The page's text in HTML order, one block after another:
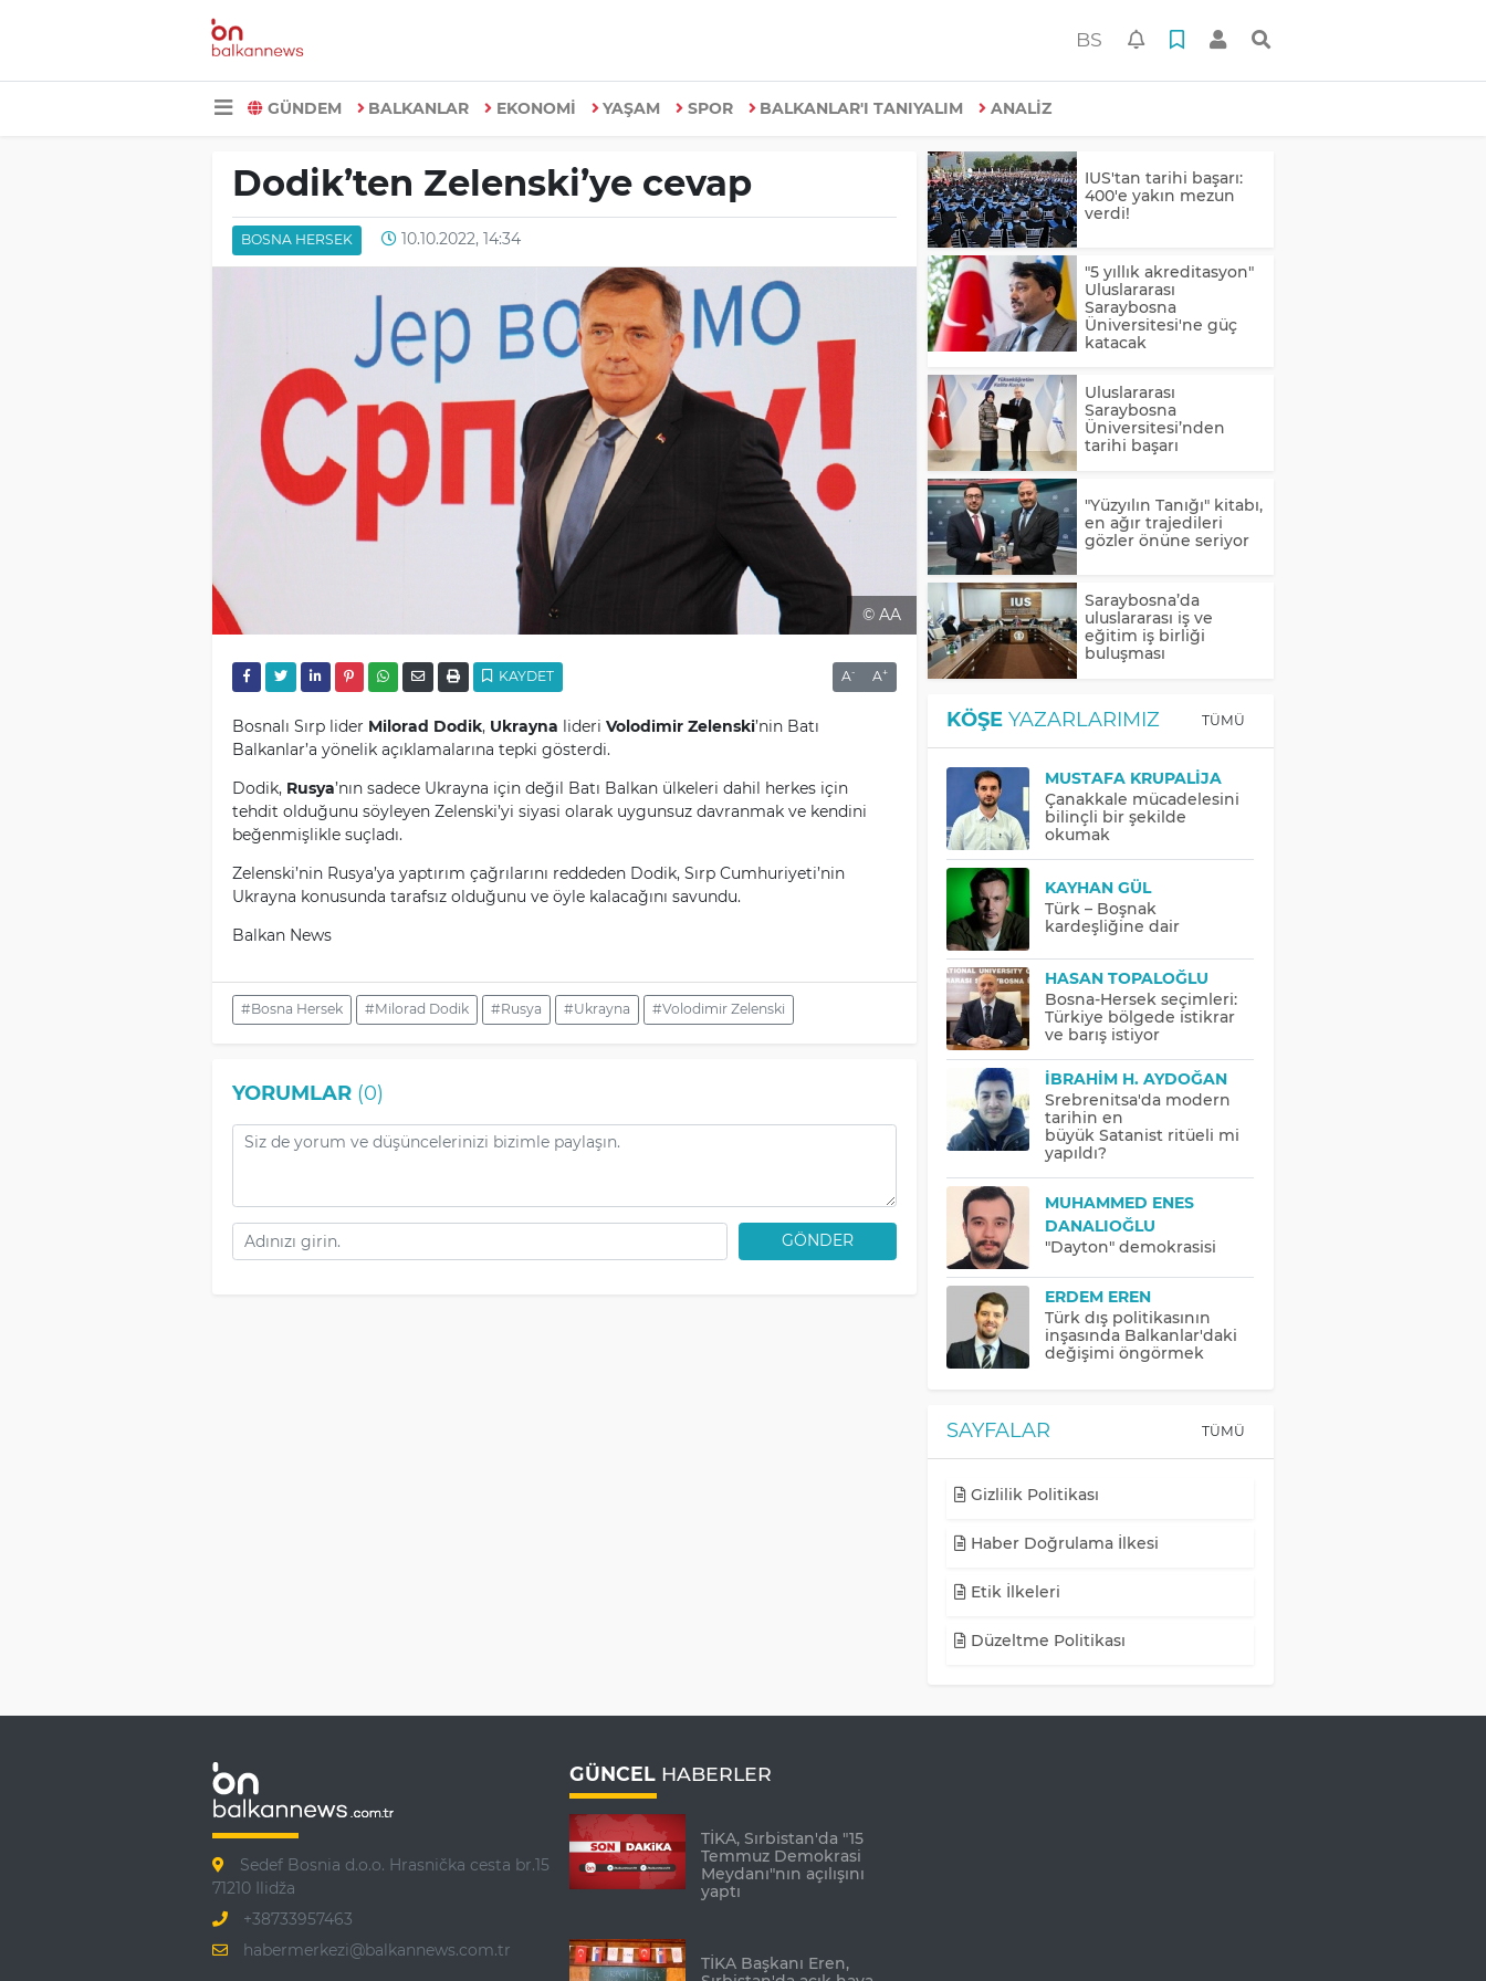
BS
GÜNDEM BALKANLAR EKONOMİ YAŞAM SPOR BALKANLAR'I TANIYALIM ANALİZ
Dodik’ten Zelenski’ye cevap
BOSNA HERSEK 10.10.2022, 14:34
© AA
KAYDET A- A+
Bosnalı Sırp lider Milorad Dodik, Ukrayna lideri Volodimir Zelenski’nin Batı
Balkanlar’a yönelik açıklamalarına tepki gösterdi.
Dodik, Rusya’nın sadece Ukrayna için değil Batı Balkan ülkeleri dahil herkes için
tehdit olduğunu söyleyen Zelenski’yi siyasi olarak uygunsuz davranmak ve kendini
beğenmişlikle suçladı.
Zelenski’nin Rusya’ya yaptırım çağrılarını reddeden Dodik, Sırp Cumhuriyeti’nin
Ukrayna konusunda tarafsız olduğunu ve öyle kalacağını savundu.
Balkan News
#Bosna Hersek #Milorad Dodik #Rusya #Ukrayna #Volodimir Zelenski
YORUMLAR(0)
GÖNDER
IUS'tan tarihi başarı:
400'e yakın mezun
verdi!
"5 yıllık akreditasyon"
Uluslararası
Saraybosna
Üniversitesi'ne güç
katacak
Uluslararası
Saraybosna
Üniversitesi’nden
tarihi başarı
"Yüzyılın Tanığı" kitabı,
en ağır trajedileri
gözler önüne seriyor
Saraybosna’da
uluslararası iş ve
eğitim iş birliği
buluşması
KÖŞE YAZARLARIMIZ TÜMÜ
MUSTAFA KRUPALIJA
Çanakkale mücadelesini
bilinçli bir şekilde
okumak
KAYHAN GÜL
Türk – Boşnak
kardeşliğine dair
HASAN TOPALOĞLU
Bosna-Hersek seçimleri:
Türkiye bölgede istikrar
ve barış istiyor
İBRAHIM H. AYDOĞAN
Srebrenitsa'da modern
tarihin en
büyük Satanist ritüeli mi
yapıldı?
MUHAMMED ENES
DANALIOĞLU
"Dayton" demokrasisi
ERDEM EREN
Türk dış politikasının
inşasında Balkanlar'daki
değişimi öngörmek
SAYFALAR TÜMÜ
Gizlilik Politikası
Haber Doğrulama İlkesi
Etik İlkeleri
Düzeltme Politikası
Sedef Bosnia d.o.o. Hrasnička cesta br.15
71210 Ilidža
+38733957463
habermerkezi@balkannews.com.tr
GÜNCEL HABERLER
TİKA, Sırbistan'da "15
Temmuz Demokrasi
Meydanı"nın açılışını
yaptı
TİKA Başkanı Eren,